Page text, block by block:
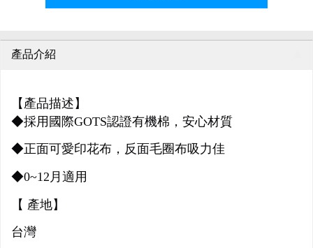
產品介紹
【產品描述】
◆採用國際GOTS認證有機棉，安心材質
◆正面可愛印花布， 反面毛圈布吸力佳
◆0~12月適用
【 產地】
台灣